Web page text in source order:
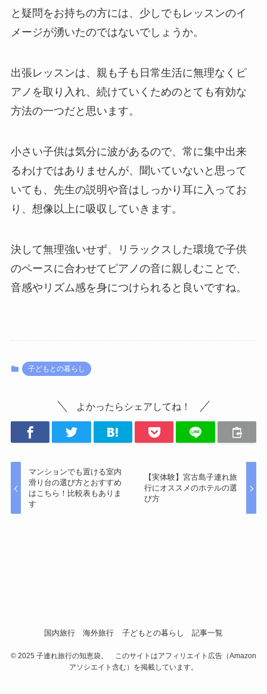
と疑問をお持ちの方には、少しでもレッスンのイ
メージが湧いたのではないでしょうか。
出張レッスンは、親も子も日常生活に無理なくピ
アノを取り入れ、続けていくためのとても有効な
方法の一つだと思います。
小さい子供は気分に波があるので、常に集中出来
るわけではありませんが、聞いていないと思って
いても、先生の説明や音はしっかり耳に入ってお
り、想像以上に吸収していきます。
決して無理強いせず、リラックスした環境で子供
のペースに合わせてピアノの音に親しむことで、
音感やリズム感を身につけられると良いですね。
子どもとの暮らし
よかったらシェアしてね！
マンションでも置ける室内
滑り台の選び方とおすすめ
はこちら！比較表もありま
す
【実体験】宮古島子連れ旅
行にオススメのホテルの選
び方
国内旅行 海外旅行 子どもとの暮らし 記事一覧
© 2025 子連れ旅行の知恵袋。 このサイトはアフィリエイト広告（Amazon
アソシエイト含む）を掲載しています。